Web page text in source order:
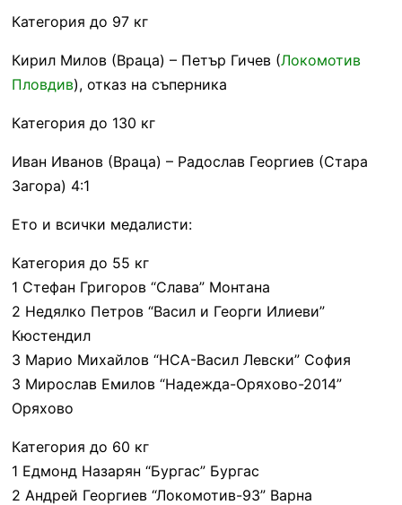
Категория до 97 кг
Кирил Милов (Враца) – Петър Гичев (Локомотив
Пловдив), отказ на съперника
Категория до 130 кг
Иван Иванов (Враца) – Радослав Георгиев (Стара
Загора) 4:1
Ето и всички медалисти:
Категория до 55 кг
1 Стефан Григоров “Слава” Монтана
2 Недялко Петров “Васил и Георги Илиеви”
Кюстендил
3 Марио Михайлов “НСА-Васил Левски” София
3 Мирослав Емилов “Надежда-Оряхово-2014”
Оряхово
Категория до 60 кг
1 Едмонд Назарян “Бургас” Бургас
2 Андрей Георгиев “Локомотив-93” Варна